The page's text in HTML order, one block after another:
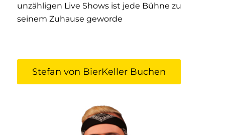
unzähligen Live Shows ist jede Bühne zu
seinem Zuhause geworde
Stefan von BierKeller Buchen